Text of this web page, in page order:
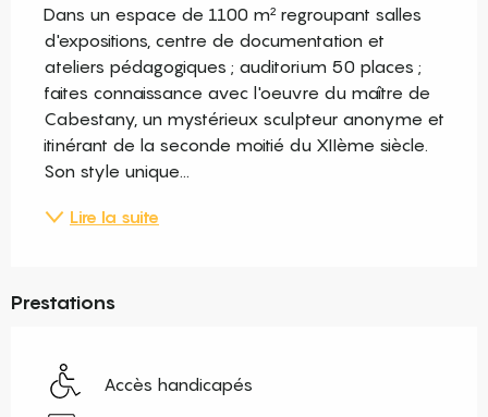
Dans un espace de 1100 m² regroupant salles
d'expositions, centre de documentation et
ateliers pédagogiques ; auditorium 50 places ;
faites connaissance avec l'oeuvre du maître de
Cabestany, un mystérieux sculpteur anonyme et
itinérant de la seconde moitié du XIIème siècle.
Son style unique...
Lire la suite
Prestations
Accès handicapés